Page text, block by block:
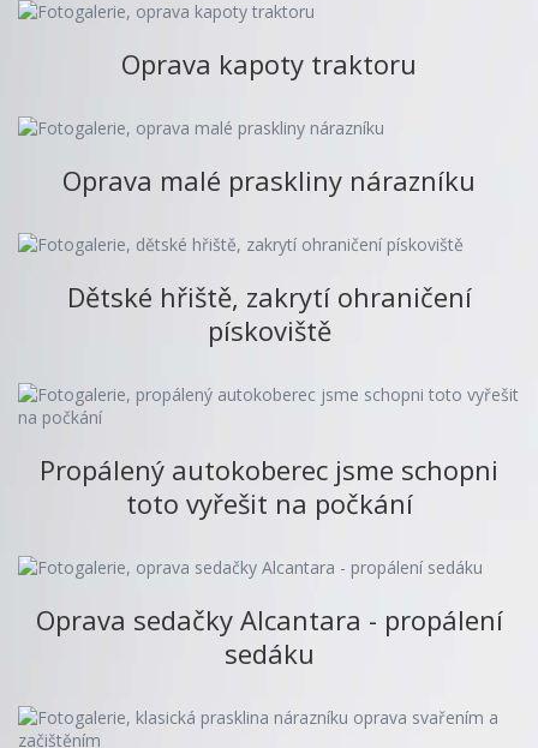
Oprava kapoty traktoru
Oprava malé praskliny nárazníku
Dětské hřiště, zakrytí ohraničení
pískoviště
Propálený autokoberec jsme schopni
toto vyřešit na počkání
Oprava sedačky Alcantara - propálení
sedáku